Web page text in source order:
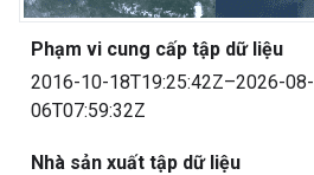
Phạm vi cung cấp tập dữ liệu
2016-10-18T19:25:42Z–2026-08-
06T07:59:32Z
Nhà sản xuất tập dữ liệu